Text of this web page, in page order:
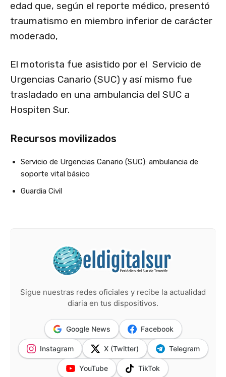
edad que, según el reporte médico, presentó
traumatismo en miembro inferior de carácter
moderado,
El motorista fue asistido por el Servicio de
Urgencias Canario (SUC) y así mismo fue
trasladado en una ambulancia del SUC a
Hospiten Sur.
Recursos movilizados
Servicio de Urgencias Canario (SUC): ambulancia de
soporte vital básico
Guardia Civil
Sigue nuestras redes oficiales y recibe la actualidad
diaria en tus dispositivos.
Google News Facebook
Instagram X (Twitter) Telegram
YouTube TikTok